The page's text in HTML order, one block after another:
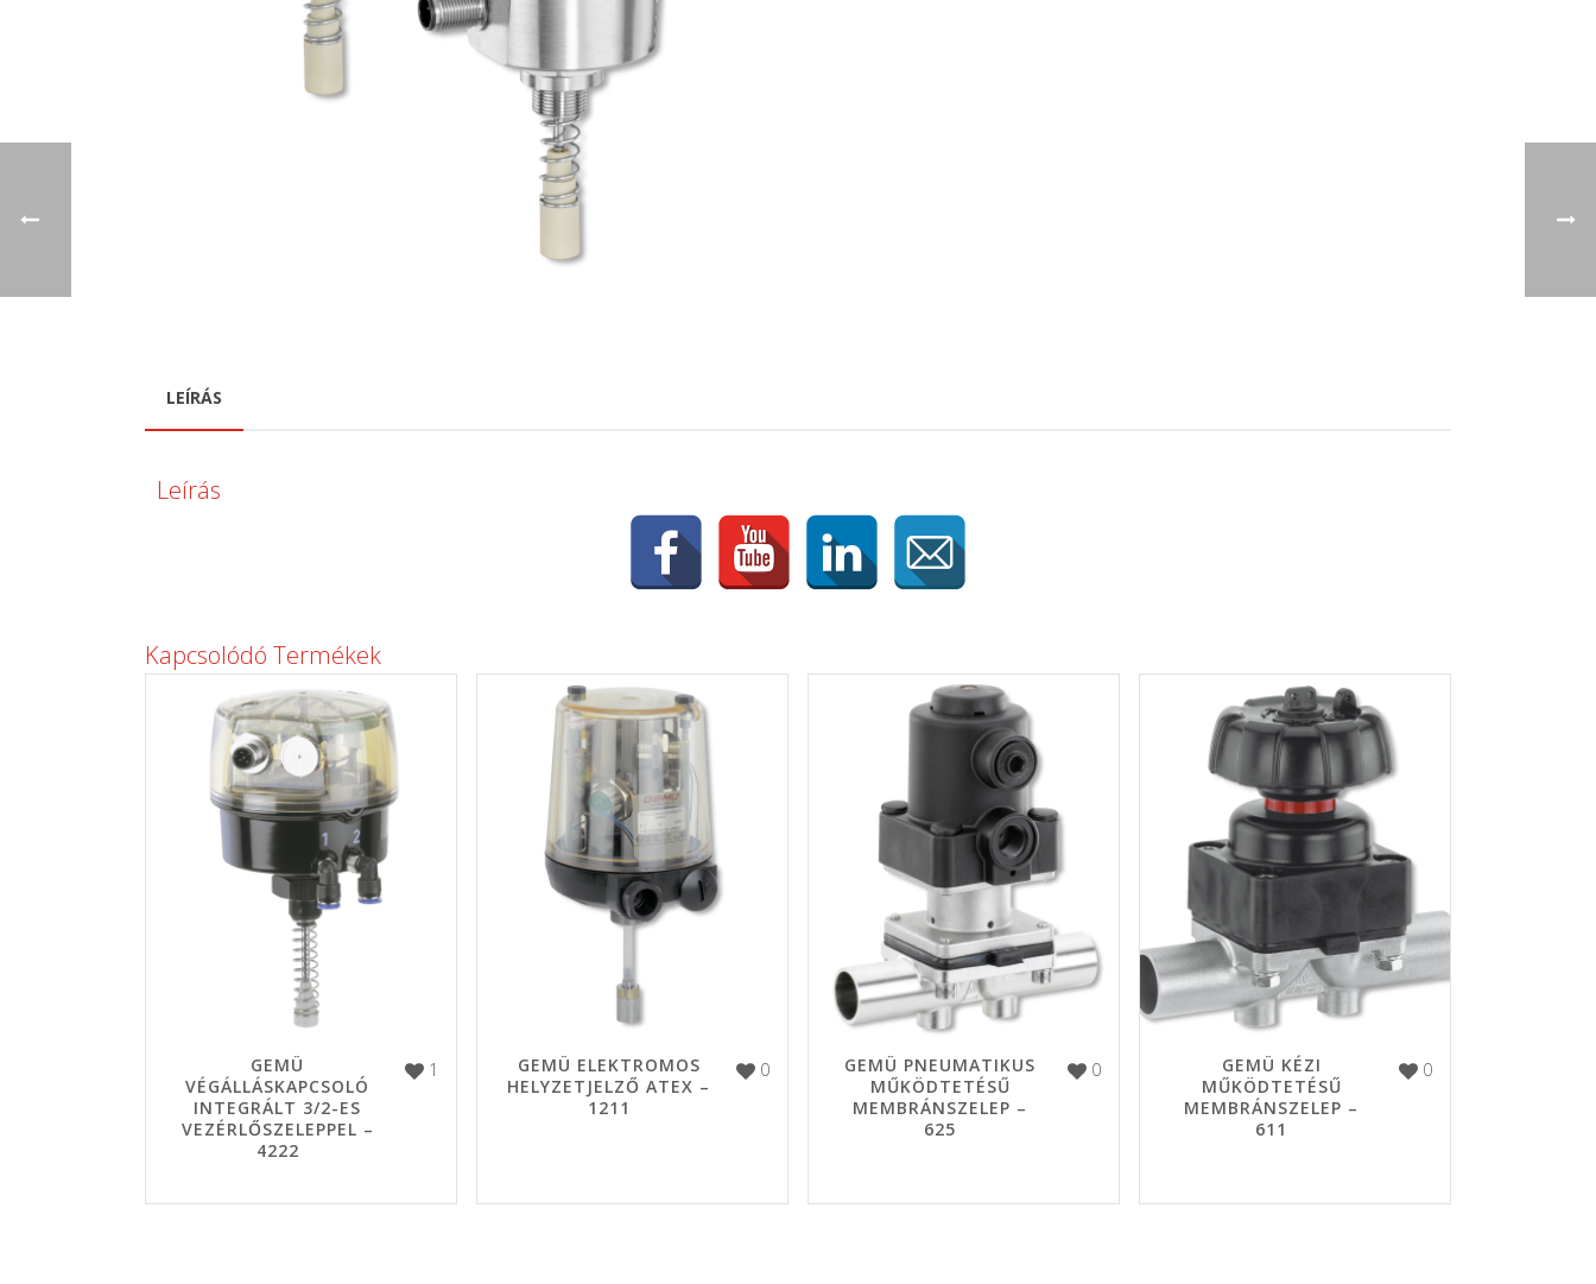
LEÍRÁS
Leírás
Kapcsolódó Termékek
1
GEMÜ
VÉGÁLLÁSKAPCSOLÓ
INTEGRÁLT 3/2-ES
VEZÉRLŐSZELEPPEL –
4222
0
GEMÜ ELEKTROMOS
HELYZETJELZŐ ATEX –
1211
0
GEMÜ PNEUMATIKUS
MŰKÖDTETÉSŰ
MEMBRÁNSZELEP –
625
0
GEMÜ KÉZI
MŰKÖDTETÉSŰ
MEMBRÁNSZELEP –
611